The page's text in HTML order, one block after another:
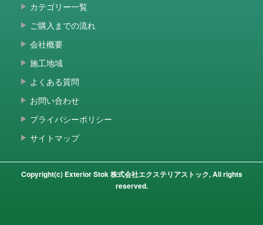
カテゴリー一覧
ご購入までの流れ
会社概要
施工地域
よくある質問
お問い合わせ
プライバシーポリシー
サイトマップ
Copyright(c) Exterior Stok 株式会社エクステリアストック, All rights
reserved.